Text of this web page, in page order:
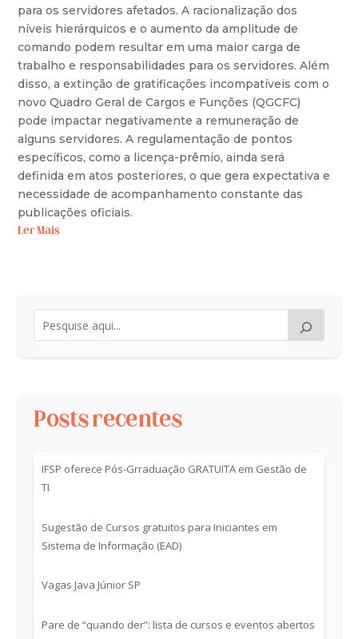
para os servidores afetados. A racionalização dos
níveis hierárquicos e o aumento da amplitude de
comando podem resultar em uma maior carga de
trabalho e responsabilidades para os servidores. Além
disso, a extinção de gratificações incompatíveis com o
novo Quadro Geral de Cargos e Funções (QGCFC)
pode impactar negativamente a remuneração de
alguns servidores. A regulamentação de pontos
específicos, como a licença-prêmio, ainda será
definida em atos posteriores, o que gera expectativa e
necessidade de acompanhamento constante das
publicações oficiais.
Ler Mais
Posts recentes
IFSP oferece Pós-Grraduação GRATUITA em Gestão de
TI
Sugestão de Cursos gratuitos para Iniciantes em
Sistema de Informação (EAD)
Vagas Java Júnior SP
Pare de “quando der”: lista de cursos e eventos abertos